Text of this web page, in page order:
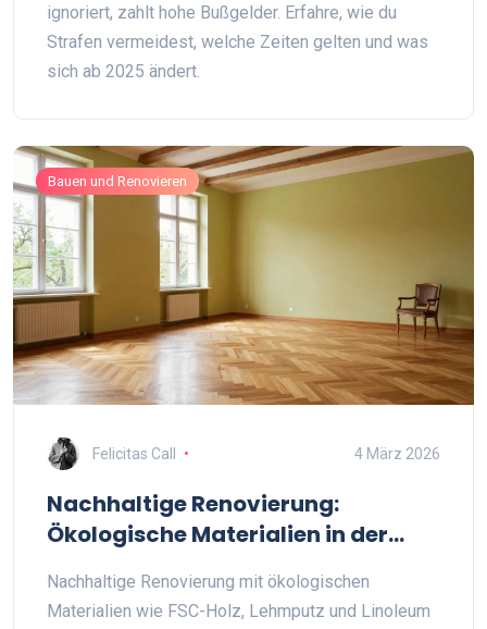
ignoriert, zahlt hohe Bußgelder. Erfahre, wie du
Strafen vermeidest, welche Zeiten gelten und was
sich ab 2025 ändert.
Bauen und Renovieren
Felicitas Call 4 März 2026
Nachhaltige Renovierung:
Ökologische Materialien in der
Deutschland
Nachhaltige Renovierung mit ökologischen
Materialien wie FSC-Holz, Lehmputz und Linoleum